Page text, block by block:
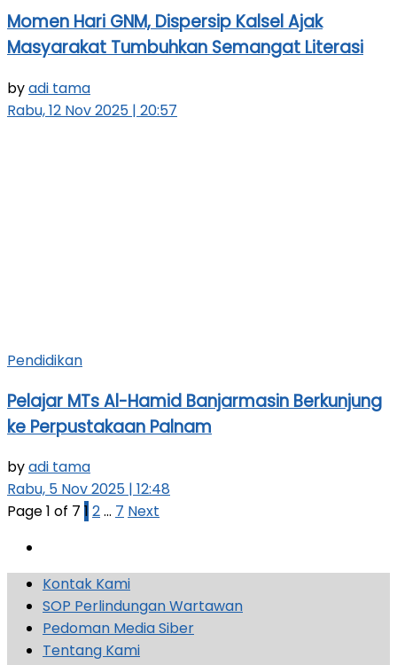
Momen Hari GNM, Dispersip Kalsel Ajak
Masyarakat Tumbuhkan Semangat Literasi
byadi tama
Rabu, 12 Nov 2025 | 20:57
Pendidikan
Pelajar MTs Al-Hamid Banjarmasin Berkunjung
ke Perpustakaan Palnam
byadi tama
Rabu, 5 Nov 2025 | 12:48
Page 1 of 7 1 2… 7 Next
Kontak Kami
SOP Perlindungan Wartawan
Pedoman Media Siber
Tentang Kami